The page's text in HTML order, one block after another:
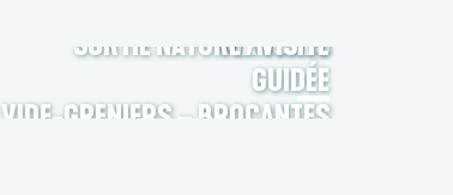
MARCHÉS
SORTIE NATURE / VISITE
GUIDÉE
VIDE-GRENIERS – BROCANTES